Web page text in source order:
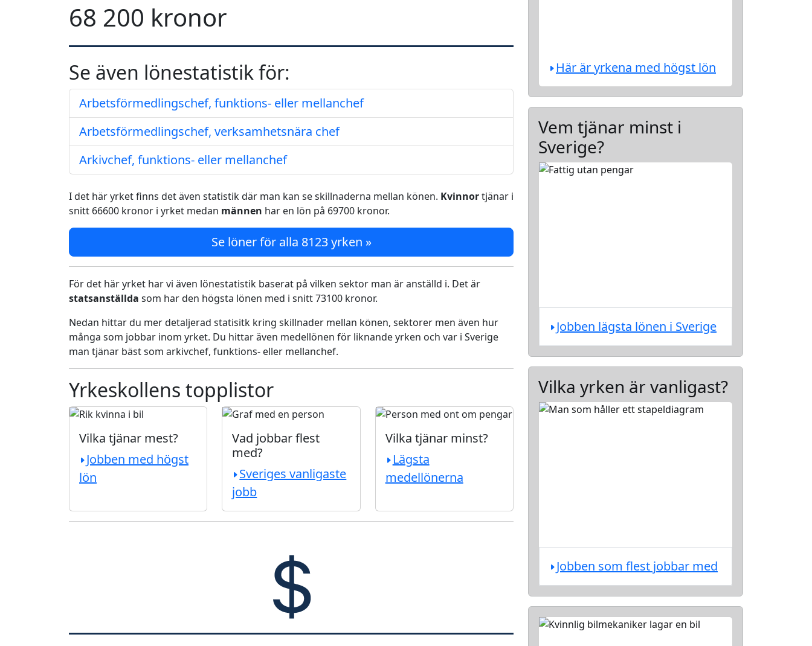
68 200 kronor
Se även lönestatistik för:
Arbetsförmedlingschef, funktions- eller mellanchef
Arbetsförmedlingschef, verksamhetsnära chef
Arkivchef, funktions- eller mellanchef
I det här yrket finns det även statistik där man kan se skillnaderna mellan könen. Kvinnortjänar i
snitt 66600 kronor i yrket medan männen har en lön på 69700 kronor.
Se löner för alla 8123 yrken »
För det här yrket har vi även lönestatistik baserat på vilken sektor man är anställd i. Det är
statsanställda som har den högsta lönen med i snitt 73100 kronor.
Nedan hittar du mer detaljerad statisitk kring skillnader mellan könen, sektorer men även hur
många som jobbar inom yrket. Du hittar även medellönen för liknande yrken och var i Sverige
man tjänar bäst som arkivchef, funktions- eller mellanchef.
Yrkeskollens topplistor
Vilka tjänar mest?
Jobben med högst
lön
Vad jobbar flest
med?
Sveriges vanligaste
jobb
Vilka tjänar minst?
Lägsta
medellönerna
Här är yrkena med högst lön
Vem tjänar minst i
Sverige?
Jobben lägsta lönen i Sverige
Vilka yrken är vanligast?
Jobben som flest jobbar med